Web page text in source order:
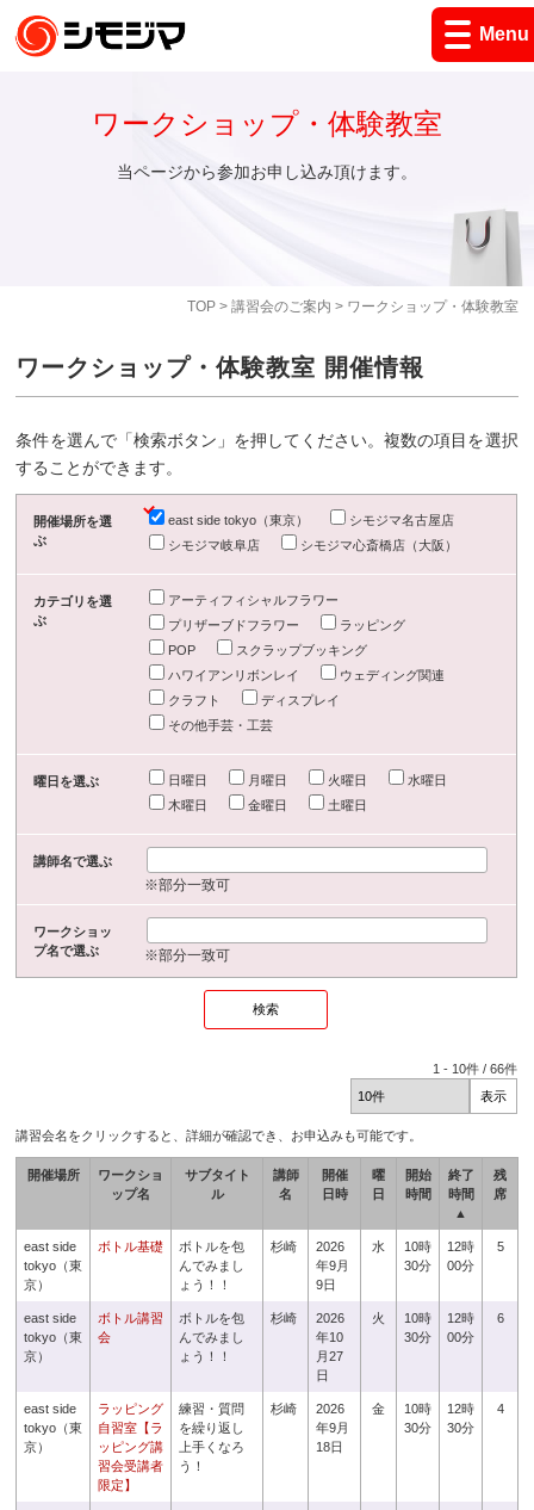
Menu
TOP> 講習会のご案内 > ワークショップ・体験教室
ワークショップ・体験教室
当ページから参加お申し込み頂けます。
ワークショップ・体験教室 開催情報
条件を選んで「検索ボタン」を押してください。複数の項目を選択
することができます。
開催場所を選
ぶ
east side tokyo（東京）
シモジマ名古屋店
シモジマ岐阜店
シモジマ心斎橋店（大阪）
カテゴリを選
ぶ
アーティフィシャルフラワー
プリザーブドフラワー
ラッピング
POP
スクラップブッキング
ハワイアンリボンレイ
ウェディング関連
クラフト
ディスプレイ
その他手芸・工芸
曜日を選ぶ 日曜日 月曜日 火曜日
水曜日
木曜日
金曜日 土曜日
講師名で選ぶ
※部分一致可
ワークショッ
プ名で選ぶ
※部分一致可
1 - 10件 /66件
講習会名をクリックすると、詳細が確認でき、お申込みも可能です。
開催場所
ワークショ
ップ名
サブタイト
ル
講師
名
開催
日時
曜
日
開始
時間
終了
時間
▲
残
席
east side
tokyo（東
京）
ボトル基礎
ボトルを包
んでみまし
ょう！！
杉崎
2026
年9月
9日
水
10時
30分
12時
00分
5
east side
tokyo（東
京）
ボトル講習
会
ボトルを包
んでみまし
ょう！！
杉崎
2026
年10
月27
日
火
10時
30分
12時
00分
6
east side
tokyo（東
京）
ラッピング
自習室【ラ
ッピング講
習会受講者
限定】
練習・質問
を繰り返し
上手くなろ
う！
杉崎
2026
年9月
18日
金
10時
30分
12時
30分
4